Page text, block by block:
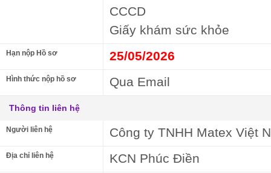
CCCD
Giấy khám sức khỏe
Hạn nộp Hồ sơ 25/05/2026
Hình thức nộp hồ sơ Qua Email
Thông tin liên hệ
Người liên hệ Công ty TNHH Matex Việt
Địa chỉ liên hệ KCN Phúc Điền